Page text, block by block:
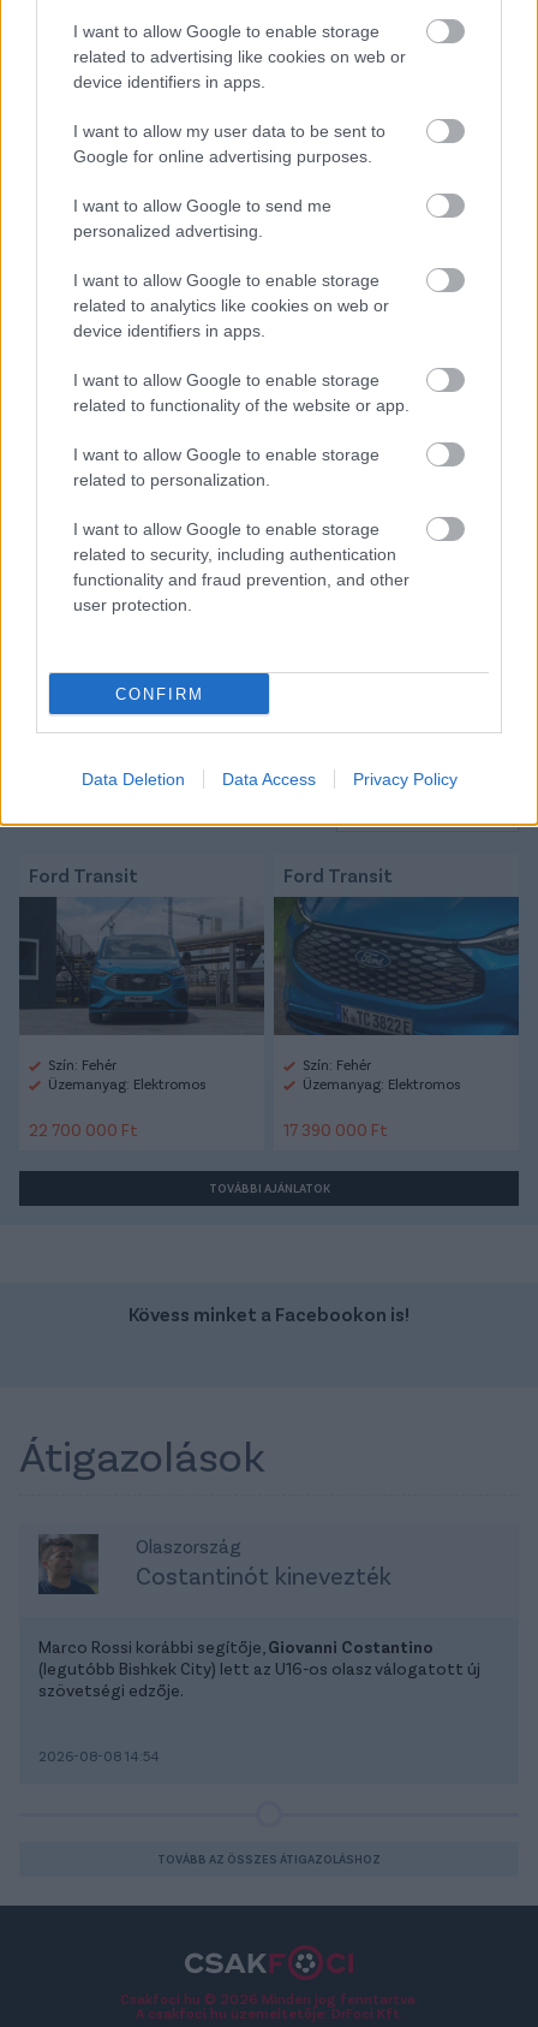
I want to allow Google to enable storage
related to advertising like cookies on web or
device identifiers in apps.
I want to allow my user data to be sent to
Google for online advertising purposes.
I want to allow Google to send me
personalized advertising.
I want to allow Google to enable storage
related to analytics like cookies on web or
device identifiers in apps.
I want to allow Google to enable storage
related to functionality of the website or app.
I want to allow Google to enable storage
related to personalization.
I want to allow Google to enable storage
related to security, including authentication
functionality and fraud prevention, and other
user protection.
CONFIRM
Data Deletion Data Access Privacy Policy
Rossi Koszovó legyőzése után: "Néha
a labdával akartunk besétálni a
kapuba, jó lecke volt" - a kapitány
szerint szinte teljes az Eb-keret
Így értékelte Marco Rossi szövetségi kapitány a
magyar válogatott 2-0-s keddi győzelmét Koszovó
ellen.
között legyen a Google-találatokban
Tetszett a cikk? Megosztanád?
Link másolása Email küldés
DOMINIK
#MAGYAR-KOSZOVÓI
Autópiac
Ford Transit
Szín: Fehér
Üzemanyag: Elektromos
22 700 000 Ft
Ford Transit
Szín: Fehér
Üzemanyag: Elektromos
17 390 000 Ft
TOVÁBBI AJÁNLATOK
Kövess minket a Facebookon is!
Átigazolások
Olaszország
Costantinót kinevezték
Marco Rossi korábbi segítője, Giovanni Costantino
(legutóbb Bishkek City) lett az U16-os olasz válogatott új
szövetségi edzője.
2026-08-08 14:54
TOVÁBB AZ ÖSSZES ÁTIGAZOLÁSHOZ
Csakfoci.hu © 2026 Minden jog fenntartva.
A csakfoci.hu üzemeltetője: DrFoci Kft.